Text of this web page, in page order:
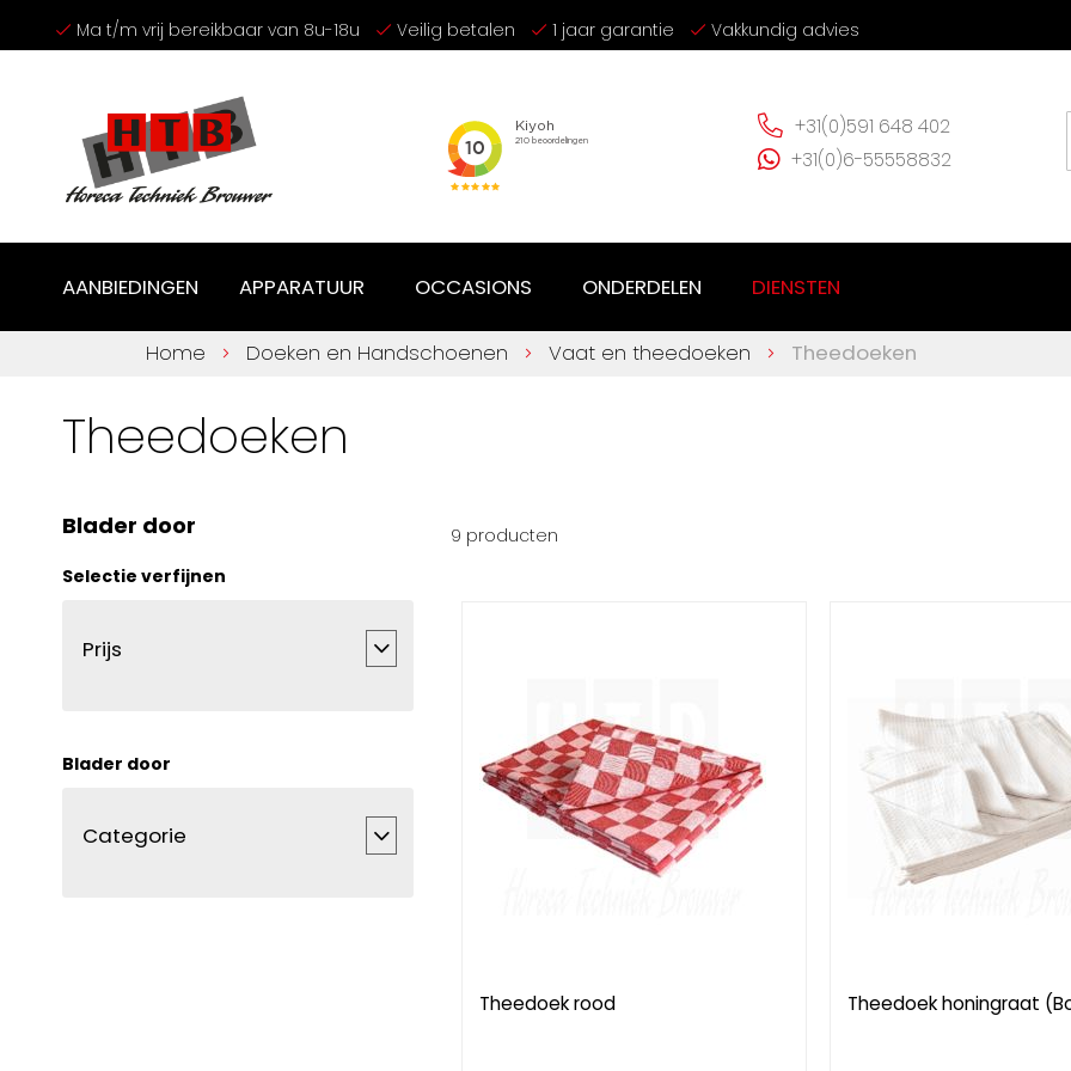
Ga
naar
Ma t/m vrij bereikbaar van 8u-18u Veilig betalen 1 jaar garantie Vakkundig advies
+31(0)591 648 402
+31(0)6-55558832
AANBIEDINGEN APPARATUUR OCCASIONS ONDERDELEN DIENSTEN
Home Doeken en Handschoenen Vaat en theedoeken Theedoeken
Theedoeken
Blader door
Selectie verfijnen
Prijs
Blader door
Categorie
9 producten
Theedoek rood Theedoek honingraat